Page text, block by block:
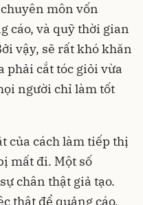
môn vốn
cáo, và quỹ thời gian
vậy, sẽ rất khó khăn
phải cắt tóc giỏi vừa
người chỉ làm tốt
của cách làm tiếp thị
mất đi. Một số
chân thật giả tạo.
thật để quảng cáo,